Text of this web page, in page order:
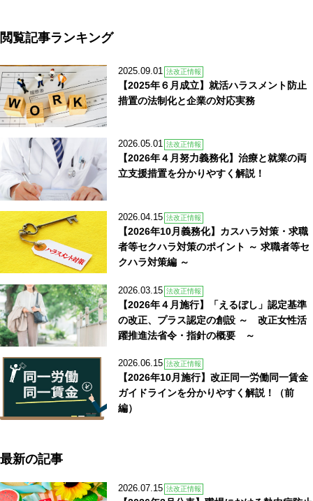
閲覧記事ランキング
2025.09.01 法改正情報
【2025年６月成立】就活ハラスメント防止
措置の法制化と企業の対応実務
2026.05.01 法改正情報
【2026年４月努力義務化】治療と就業の両
立支援措置を分かりやすく解説！
2026.04.15 法改正情報
【2026年10月義務化】カスハラ対策・求職
者等セクハラ対策のポイント ～ 求職者等セ
クハラ対策編 ～
2026.03.15 法改正情報
【2026年４月施行】「えるぼし」認定基準
の改正、プラス認定の創設 ～ 改正女性活
躍推進法省令・指針の概要 ～
2026.06.15 法改正情報
【2026年10月施行】改正同一労働同一賃金
ガイドラインを分かりやすく解説！（前
編）
最新の記事
2026.07.15 法改正情報